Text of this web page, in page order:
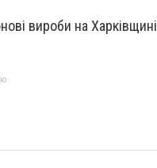
вироби на Харківщині